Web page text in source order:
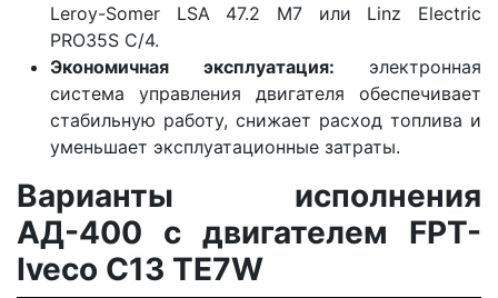
Leroy-Somer LSA 47.2 M7 или Linz Electric
PRO35S C/4.
Экономичная эксплуатация: электронная
система управления двигателя обеспечивает
стабильную работу, снижает расход топлива и
уменьшает эксплуатационные затраты.
Варианты исполнения
АД-400 с двигателем FPT-
Iveco C13 TE7W